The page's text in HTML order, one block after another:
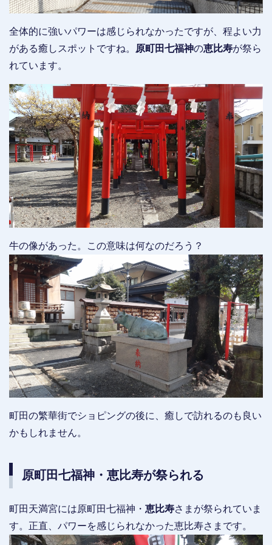
全体的に強いパワーは感じられなかったですが、程よい力
がある癒しスポットですね。 原町田七福神の恵比寿が祭ら
れています。
牛の像があった。この意味は何なのだろう？
町田の繁華街でショピングの後に、癒しで訪れるのも良い
かもしれません。
原町田七福神・恵比寿が祭られる
町田天満宮には原町田七福神・ 恵比寿さまが祭られていま
す。正直、パワーを感じられなかった恵比寿さまです。